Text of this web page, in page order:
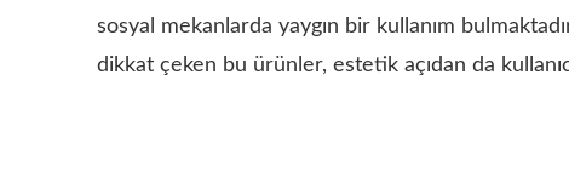
sosyal mekanlarda yaygın bir kullanım
dikkat çeken bu ürünler, estetik açıdan da